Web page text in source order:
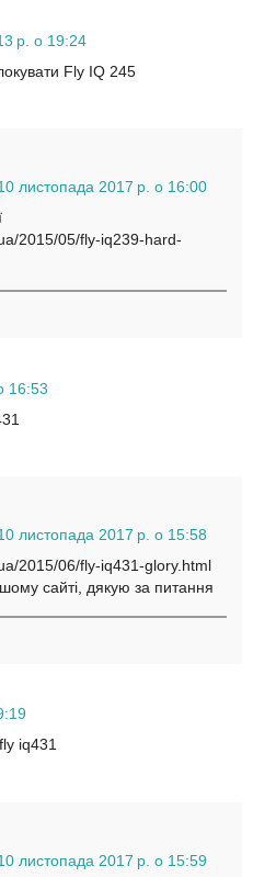
р. о 19:24
Fly IQ 245
листопада 2017 р. о 16:00
2015/05/fly-iq239-hard-
16:53
листопада 2017 р. о 15:58
2015/06/fly-iq431-glory.html
сайті, дякую за питання
iq431
листопада 2017 р. о 15:59